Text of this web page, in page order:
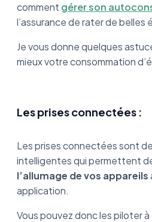
comment gérer son
l’assurance de rater de belles
Je vous donne quelques
mieux votre consommation
Les prises connectées :
Les prises connectées sont
intelligentes qui permettent
l’allumage de vos appareils
application.
Vous pouvez donc les piloter